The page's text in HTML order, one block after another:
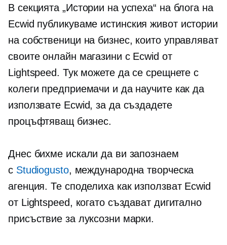
В секцията „Истории на успеха“ на блога на
Ecwid публикуваме истинския животистории
на собственици на бизнес, които управляват
своите онлайн магазини с Ecwid от
Lightspeed. Тук можете да се срещнете с
колеги предприемачи и да научите как да
използвате Ecwid, за да създадете
процъфтяващ бизнес.
Днес бихме искали да ви запознаем
с Studiogusto, международна творческа
агенция. Те споделиха как използват Ecwid
от Lightspeed, когато създават дигитално
присъствие за луксозни марки.